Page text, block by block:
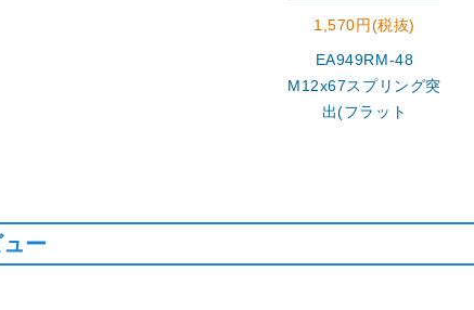
1,570円(税抜)
EA949RM-48
M12x67スプリング突
出(フラット
ー